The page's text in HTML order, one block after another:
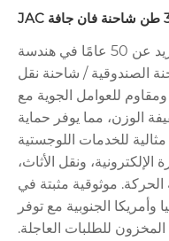
مدعومة بخبرة JAC Motors التي تزيد عن 50 عامًا في هندسة
الصندوقية / شاحنة نقل
للعوامل الجوية مع
الوزن، مما يوفر حماية
للخدمات اللوجستية
الإلكترونية، ونقل الأثاث،
الحركة. موثوقية مثبتة في
الجنوبية مع توفر
للطلبات العاجلة.